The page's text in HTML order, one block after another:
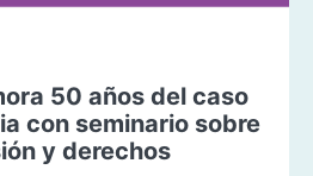
50 años del caso
con seminario sobre
y derechos